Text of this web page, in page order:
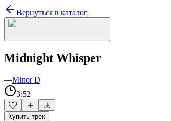
Вернуться в каталог
Midnight Whisper
—Minor D
3:52
Купить трек